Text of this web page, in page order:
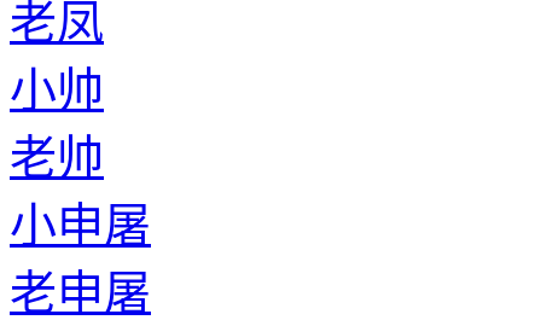
老凤
小帅
老帅
小申屠
老申屠